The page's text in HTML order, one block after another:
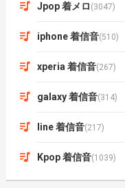
Jpop 着メロ (3047)
iphone 着信音(510)
xperia 着信音(267)
galaxy 着信音(314)
line 着信音(217)
Kpop 着信音(1039)